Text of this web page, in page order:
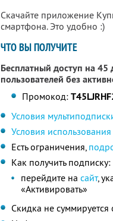
Скачайте приложение
смартфона. Это удобно :)
ЧТО ВЫ ПОЛУЧИТЕ
Бесплатный доступ на
пользователей без
Промокод:
Условия
Условия
Есть ограничения,
Как получить подписку:
перейдите на сайт,
«Активировать»
Скидка не